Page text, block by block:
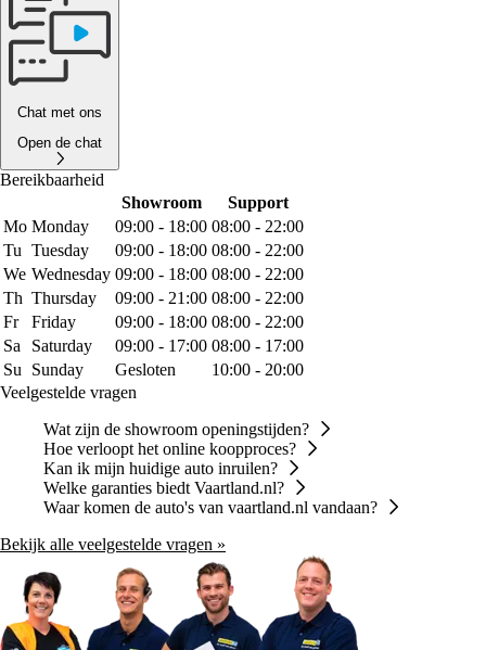
Chat met ons
Open de chat
Bereikbaarheid
Showroom
Support
Mo Monday 09:00 - 18:00 08:00 - 22:00
Tu Tuesday 09:00 - 18:00 08:00 - 22:00
We Wednesday 09:00 - 18:00 08:00 - 22:00
Th Thursday 09:00 - 21:00 08:00 - 22:00
Fr
Friday 09:00 - 18:00 08:00 - 22:00
Sa
Saturday 09:00 - 17:00 08:00 - 17:00
Su
Sunday Gesloten
10:00 - 20:00
Veelgestelde vragen
Wat zijn de showroom openingstijden?
Hoe verloopt het online koopproces?
Kan ik mijn huidige auto inruilen?
Welke garanties biedt Vaartland.nl?
Waar komen de auto's van vaartland.nl vandaan?
Bekijk alle veelgestelde vragen »